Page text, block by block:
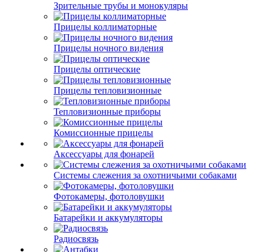
Зрительные трубы и монокуляры
Прицелы коллиматорные
Прицелы ночного видения
Прицелы оптические
Прицелы тепловизионные
Тепловизионные приборы
Комиссионные прицелы
Аксессуары для фонарей
Системы слежения за охотничьими собаками
Фотокамеры, фотоловушки
Батарейки и аккумуляторы
Радиосвязь